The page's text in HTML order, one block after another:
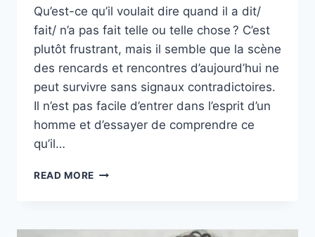
Qu’est-ce qu’il voulait dire quand il a dit/
fait/ n’a pas fait telle ou telle chose ? C’est
plutôt frustrant, mais il semble que la scène
des rencards et rencontres d’aujourd’hui ne
peut survivre sans signaux contradictoires.
Il n’est pas facile d’entrer dans l’esprit d’un
homme et d’essayer de comprendre ce
qu’il…
READ MORE LES
LES